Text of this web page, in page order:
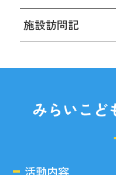
施設訪問記
みらいこど
活動内容